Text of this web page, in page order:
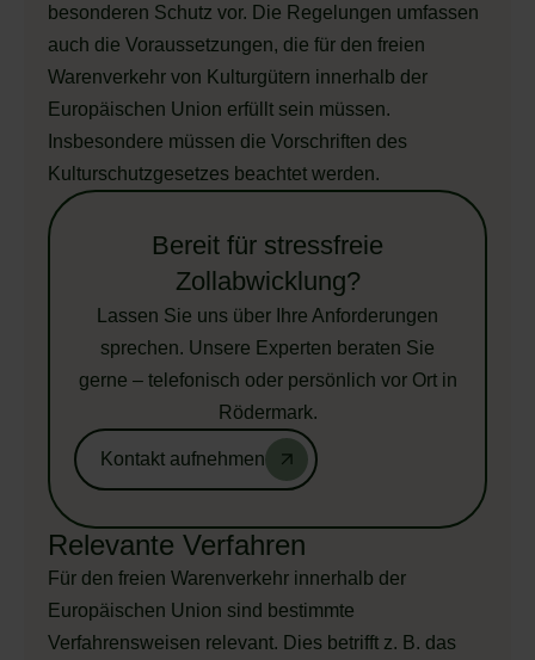
besonderen Schutz vor. Die Regelungen umfassen
auch die Voraussetzungen, die für den freien
Warenverkehr von Kulturgütern innerhalb der
Europäischen Union erfüllt sein müssen.
Insbesondere müssen die Vorschriften des
Kulturschutzgesetzes beachtet werden.
Bereit für stressfreie
Zollabwicklung?
Lassen Sie uns über Ihre Anforderungen
sprechen. Unsere Experten beraten Sie
gerne – telefonisch oder persönlich vor Ort in
Rödermark.
Kontakt aufnehmen
Relevante Verfahren
Für den freien Warenverkehr innerhalb der
Europäischen Union sind bestimmte
Verfahrensweisen relevant. Dies betrifft z. B. das